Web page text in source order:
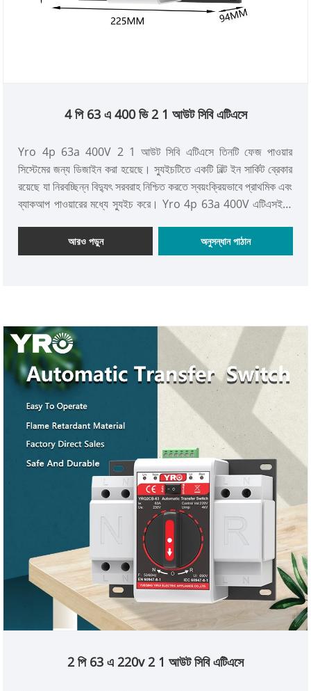
4 পি 63 এ 400 ভি 2 1 আউট সিবি এটিএসে
Yro 4p 63a 400V 2 1 আউট সিবি এটিএসে তিনটি ফেজ পাওয়ার
সিস্টেমের জন্য ডিজাইন করা হয়েছে। স্যুইচটিতে একটি বিল্ট ইন সার্কিট ব্রেকার
রয়েছে যা নিরবচ্ছিন্ন বিদ্যুৎ সরবরাহ নিশ্চিত করতে স্বয়ংক্রিয়ভাবে প্রাথমিক এবং
ব্যাকআপ পাওয়ারের মধ্যে স্যুইচ করে। Yro 4p 63a 400V এটিএসইতে
তামার টার্মিনাল ব্যবহার করে। নির্ভরযোগ্য বিদ্যুৎ সরবরাহের সমাধান সরবরাহ
করতে বিভিন্ন পরিস্থিতিতে উপযুক্ত।
আরও পড়ুন অনুসন্ধান পাঠান
2 পি 63 এ 220v 2 1 আউট সিবি এটিএসে